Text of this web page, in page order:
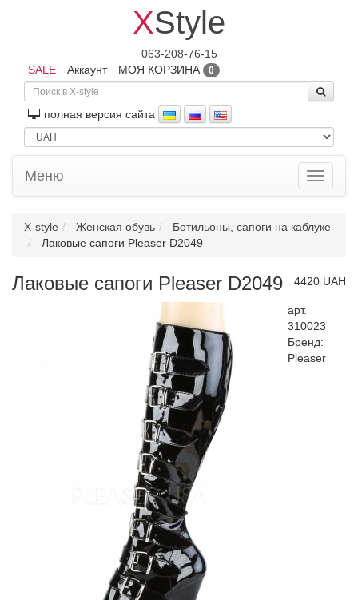
XStyle
063-208-76-15
SALE
Аккаунт МОЯ КОРЗИНА 0
полная версия сайта
Toggle
Меню
X-style Женская обувь
Ботильоны, сапоги на каблуке
Лаковые сапоги Pleaser D2049
Лаковые сапоги Pleaser D2049 4420 UAH
арт.
310023
Бренд:
Pleaser